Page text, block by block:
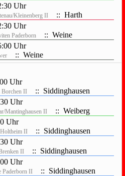
Uhr
Kleinenberg II
:: Harth
Uhr
Paderborn
:: Weine
Uhr
:: Weine
Uhr
Borchen II
:: Siddinghausen
Uhr
Mantinghausen II
:: Weiberg
Uhr
II
:: Siddinghausen
Uhr
II
:: Siddinghausen
Uhr
Paderborn II
:: Siddinghausen